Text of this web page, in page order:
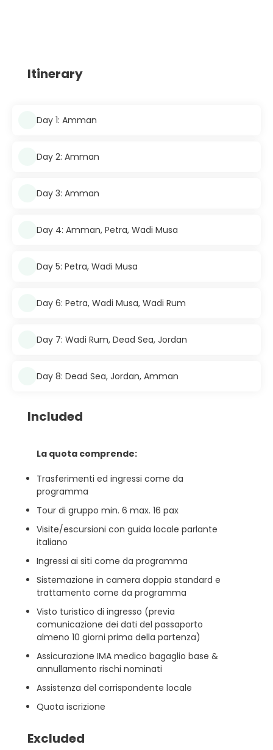
Itinerary
Day 1: Amman
Day 2: Amman
Day 3: Amman
Day 4: Amman, Petra, Wadi Musa
Day 5: Petra, Wadi Musa
Day 6: Petra, Wadi Musa, Wadi Rum
Day 7: Wadi Rum, Dead Sea, Jordan
Day 8: Dead Sea, Jordan, Amman
Included
La quota comprende:
Trasferimenti ed ingressi come da
programma
Tour di gruppo min. 6 max. 16 pax
Visite/escursioni con guida locale parlante
italiano
Ingressi ai siti come da programma
Sistemazione in camera doppia standard e
trattamento come da programma
Visto turistico di ingresso (previa
comunicazione dei dati del passaporto
almeno 10 giorni prima della partenza)
Assicurazione IMA medico bagaglio base &
annullamento rischi nominati
Assistenza del corrispondente locale
Quota iscrizione
Excluded